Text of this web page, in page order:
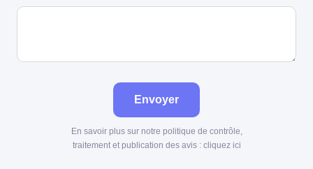
Envoyer
En savoir plus sur notre politique de contrôle,
traitement et publication des avis : cliquez ici